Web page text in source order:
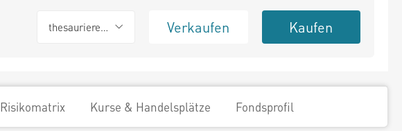
thesaurierend Verkaufen Kaufen
Risikomatrix Kurse & Handelsplätze Fondsprofil